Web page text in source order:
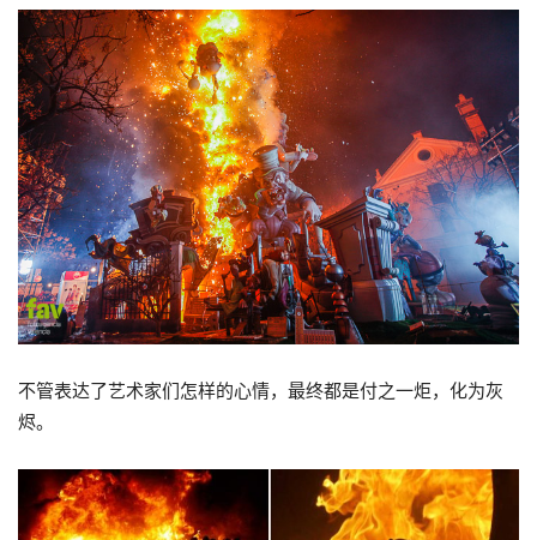
不管表达了艺术家们怎样的心情，最终都是付之一炬，化为灰
烬。